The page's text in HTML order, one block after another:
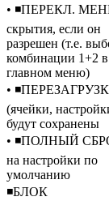
• ◾ПЕРЕКЛ.
скрытия, если он
разрешен (т.е.
комбинации 1+2 в
главном меню)
•
(ячейки,
будут сохранены
• ◾ПОЛНЫЙ
на настройки по
умолчанию
◾БЛОК